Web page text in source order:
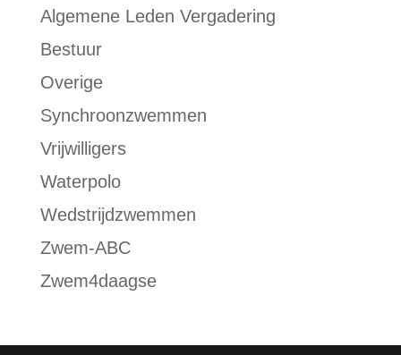
Algemene Leden Vergadering
Bestuur
Overige
Synchroonzwemmen
Vrijwilligers
Waterpolo
Wedstrijdzwemmen
Zwem-ABC
Zwem4daagse